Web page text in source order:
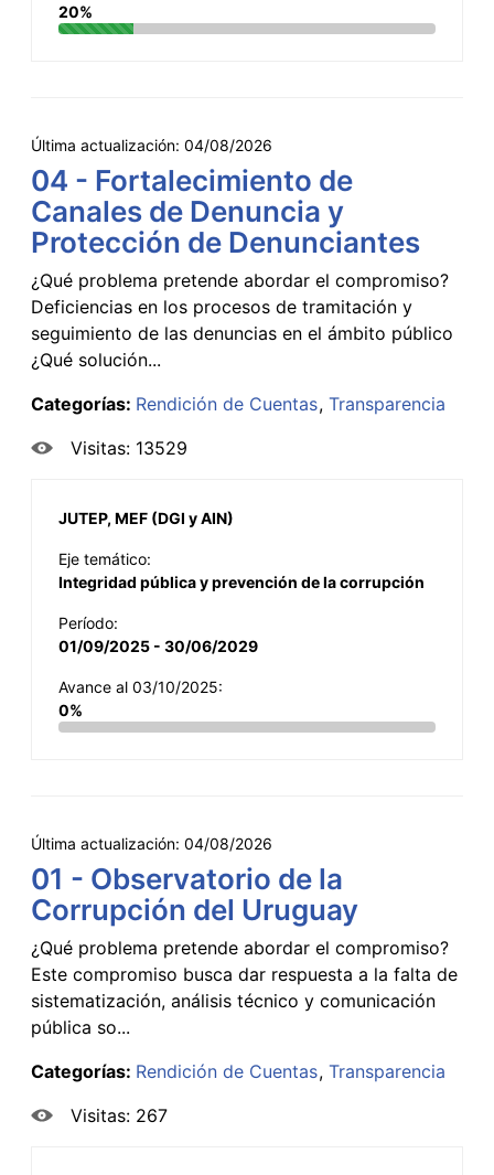
20%
Última actualización: 04/08/2026
04 - Fortalecimiento de
Canales de Denuncia y
Protección de Denunciantes
¿Qué problema pretende abordar el compromiso?
Deficiencias en los procesos de tramitación y
seguimiento de las denuncias en el ámbito público
¿Qué solución...
Categorías: Rendición de Cuentas Transparencia
Visitas: 13529
JUTEP, MEF (DGI y AIN)
Eje temático:
Integridad pública y prevención de la corrupción
Período:
01/09/2025 - 30/06/2029
Avance al 03/10/2025:
0%
Última actualización: 04/08/2026
01 - Observatorio de la
Corrupción del Uruguay
¿Qué problema pretende abordar el compromiso?
Este compromiso busca dar respuesta a la falta de
sistematización, análisis técnico y comunicación
pública so...
Categorías: Rendición de Cuentas Transparencia
Visitas: 267